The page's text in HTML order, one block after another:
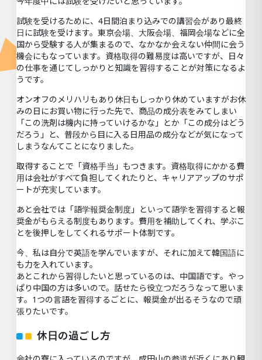
試験を受けるために、4日間泊まり込みでの講習会があり最終
日に試験を受けます。東京会場、大阪会場、福岡会場などに全
国から受験する人が集まるので、なかなか会えない仲間に会う
機会にもなっています。資格取得の難易度は高いですが、日々
の仕事を通じてしっかりと知識を習得することが対策になるよ
うです。
オンオフのメリハリもあり休日もしっかり休めていますがお休
みの日にお買い物に行った先で、商品の成分表をみてしまい
「この洗剤は機内に持っていけるかな」とか「この成分はどう
だろう」と、普段から目に入る日用品の成分などが気になって
しまうなんてことになりました。
取得することで「資格手当」もつきます。資格取得にかかる費
用は会社がすべて負担してくれたりと、キャリアアップのサポ
ートが充実しています。
あと会社では「語学報奨金制度」といって語学を習得すると報
奨金がもらえる制度もあります。費用を補助してくれ、学ぶこ
とを後押しをしてくれるサポート体制です。
今、私は自分で英語を学んでいますが、それに加えて韓国語に
も力を入れています。
あとこれから習得したいと思っているのは、中国語です。やっ
ぱり中国の方は多いので。話せたら役立つだろうなって思いま
す。1つの言語を習得するごとに、報奨金が出るそうなので頑
張りたいです。
休日の過ごし方